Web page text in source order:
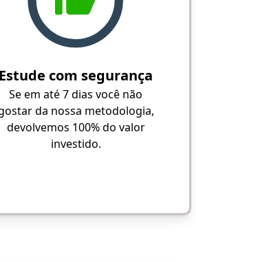
Estude com segurança
Se em até 7 dias você não
da nossa metodologia,
devolvemos 100% do valor
investido.